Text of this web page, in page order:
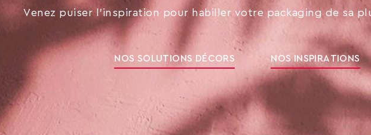
Venez puiser l’inspiration pour habiller votre packaging de sa
NOS SOLUTIONS DÉCORS NOS INSPIRATIONS